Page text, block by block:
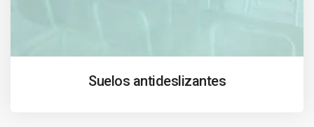
Suelos antideslizantes